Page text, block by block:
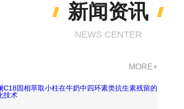
新闻资讯
NEWS CENTER
MORE+